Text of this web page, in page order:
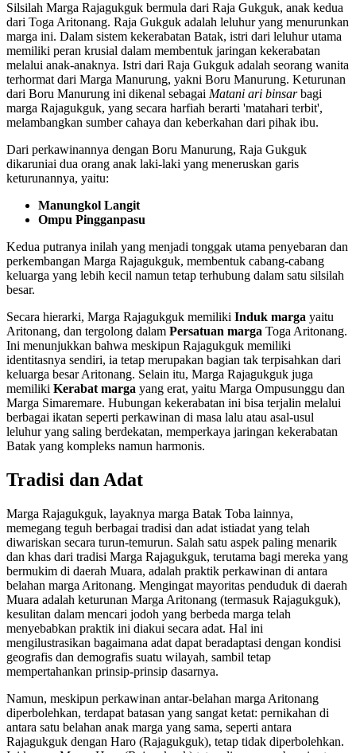
Silsilah Marga Rajagukguk bermula dari Raja Gukguk, anak kedua
dari Toga Aritonang. Raja Gukguk adalah leluhur yang menurunkan
marga ini. Dalam sistem kekerabatan Batak, istri dari leluhur utama
memiliki peran krusial dalam membentuk jaringan kekerabatan
melalui anak-anaknya. Istri dari Raja Gukguk adalah seorang wanita
terhormat dari Marga Manurung, yakni Boru Manurung. Keturunan
dari Boru Manurung ini dikenal sebagai Matani ari binsarbagi
marga Rajagukguk, yang secara harfiah berarti 'matahari terbit',
melambangkan sumber cahaya dan keberkahan dari pihak ibu.
Dari perkawinannya dengan Boru Manurung, Raja Gukguk
dikaruniai dua orang anak laki-laki yang meneruskan garis
keturunannya, yaitu:
Manungkol Langit
Ompu Pingganpasu
Kedua putranya inilah yang menjadi tonggak utama penyebaran dan
perkembangan Marga Rajagukguk, membentuk cabang-cabang
keluarga yang lebih kecil namun tetap terhubung dalam satu silsilah
besar.
Secara hierarki, Marga Rajagukguk memiliki Induk marga yaitu
Aritonang, dan tergolong dalam Persatuan marga Toga Aritonang.
Ini menunjukkan bahwa meskipun Rajagukguk memiliki
identitasnya sendiri, ia tetap merupakan bagian tak terpisahkan dari
keluarga besar Aritonang. Selain itu, Marga Rajagukguk juga
memiliki Kerabat marga yang erat, yaitu Marga Ompusunggu dan
Marga Simaremare. Hubungan kekerabatan ini bisa terjalin melalui
berbagai ikatan seperti perkawinan di masa lalu atau asal-usul
leluhur yang saling berdekatan, memperkaya jaringan kekerabatan
Batak yang kompleks namun harmonis.
Tradisi dan Adat
Marga Rajagukguk, layaknya marga Batak Toba lainnya,
memegang teguh berbagai tradisi dan adat istiadat yang telah
diwariskan secara turun-temurun. Salah satu aspek paling menarik
dan khas dari tradisi Marga Rajagukguk, terutama bagi mereka yang
bermukim di daerah Muara, adalah praktik perkawinan di antara
belahan marga Aritonang. Mengingat mayoritas penduduk di daerah
Muara adalah keturunan Marga Aritonang (termasuk Rajagukguk),
kesulitan dalam mencari jodoh yang berbeda marga telah
menyebabkan praktik ini diakui secara adat. Hal ini
mengilustrasikan bagaimana adat dapat beradaptasi dengan kondisi
geografis dan demografis suatu wilayah, sambil tetap
mempertahankan prinsip-prinsip dasarnya.
Namun, meskipun perkawinan antar-belahan marga Aritonang
diperbolehkan, terdapat batasan yang sangat ketat: pernikahan di
antara satu belahan anak marga yang sama, seperti antara
Rajagukguk dengan Haro (Rajagukguk), tetap tidak diperbolehkan.